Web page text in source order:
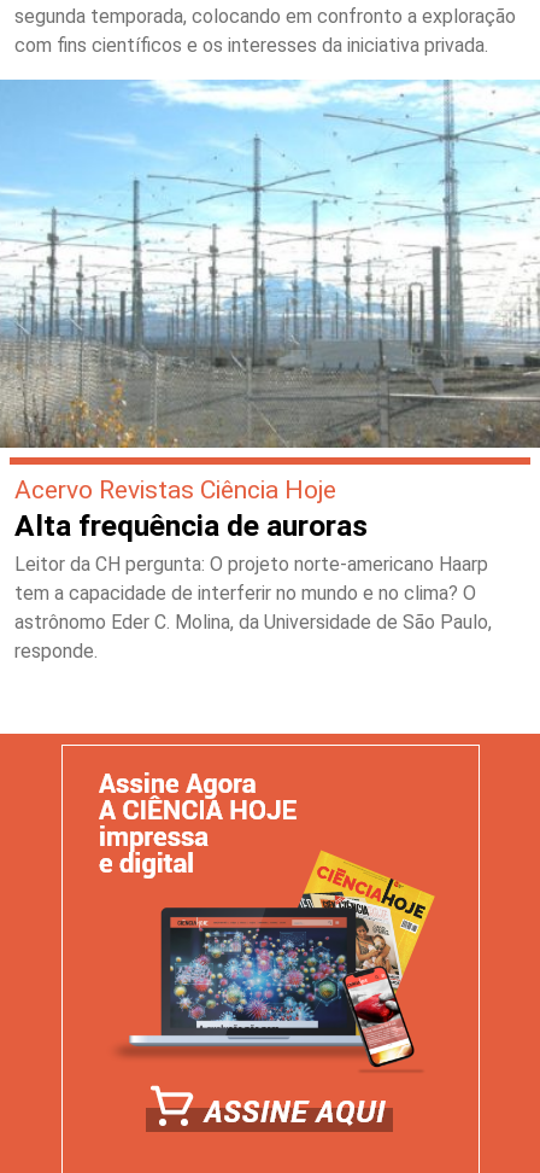
segunda temporada, colocando em confronto a exploração
com fins científicos e os interesses da iniciativa privada.
Acervo Revistas Ciência Hoje
Alta frequência de auroras
Leitor da CH pergunta: O projeto norte-americano Haarp
tem a capacidade de interferir no mundo e no clima? O
astrônomo Eder C. Molina, da Universidade de São Paulo,
responde.